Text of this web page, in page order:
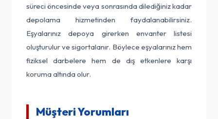
süreci öncesinde veya sonrasında dilediğiniz kadar
depolama hizmetinden faydalanabilirsiniz.
Eşyalarınız depoya girerken envanter listesi
oluşturulur ve sigortalanır. Böylece eşyalarınız hem
fiziksel darbelere hem de dış etkenlere karşı
koruma altında olur.
Müşteri Yorumları